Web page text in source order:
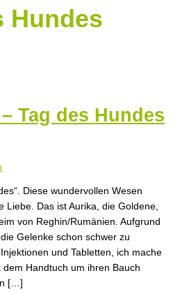
Hundes
Tag des Hundes
Diese wundervollen Wesen
Liebe. Das ist Aurika, die Goldene,
von Reghin/Rumänien. Aufgrund
Gelenke schon schwer zu
und Tabletten, ich mache
Handtuch um ihren Bauch
[…]